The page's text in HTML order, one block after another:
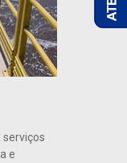
serviços
e